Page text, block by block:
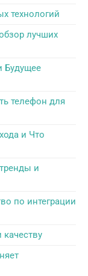
технологий
лучших
Будущее
телефон для
и Что
и
по интеграции